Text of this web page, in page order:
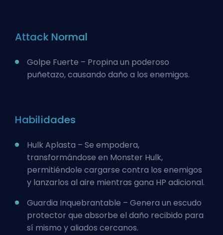
Attack Normal
Golpe Fuerte – Propina un poderoso
puñetazo, causando daño a los enemigos.
Habilidades
Hulk Aplasta – Se empodera,
transformándose en Monster Hulk,
permitiéndole cargarse contra los enemigos
y lanzarlos al aire mientras gana HP adicional.
Guardia Inquebrantable – Genera un escudo
protector que absorbe el daño recibido para
sí mismo y aliados cercanos.